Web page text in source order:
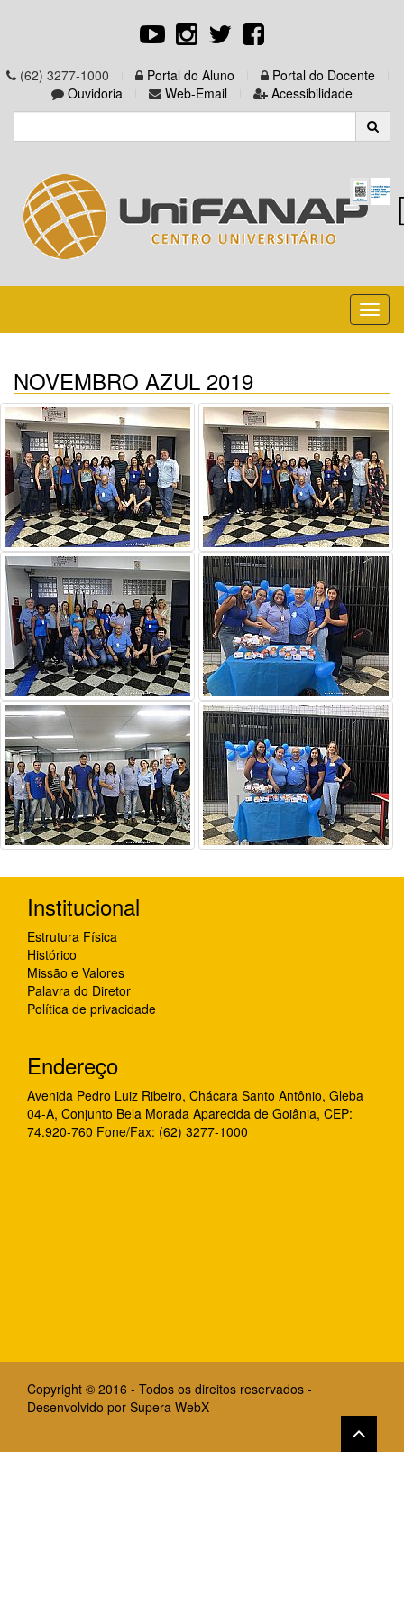
(62) 3277-1000 Portal do Aluno
Portal do Docente
Ouvidoria
Web-Email Acessibilidade
NOVEMBRO AZUL 2019
Institucional
Estrutura Física
Histórico
Missão e Valores
Palavra do Diretor
Política de privacidade
Endereço
Avenida Pedro Luiz Ribeiro, Chácara Santo Antônio, Gleba
04-A, Conjunto Bela Morada Aparecida de Goiânia, CEP:
74.920-760 Fone/Fax: (62) 3277-1000
Copyright © 2016 - Todos os direitos reservados -
Desenvolvido por Supera WebX